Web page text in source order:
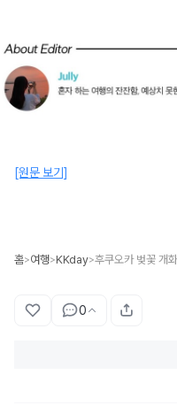
[원문 보기]
홈>여행>KKday>
0